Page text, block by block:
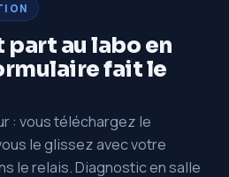
au labo en
fait le
: vous téléchargez le
le glissez avec votre
le relais. Diagnostic en salle